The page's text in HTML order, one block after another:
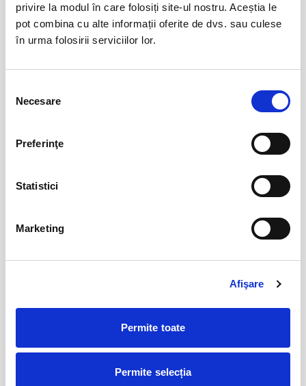
privire la modul în care folosiți site-ul nostru. Aceștia le
pot combina cu alte informații oferite de dvs. sau culese
în urma folosirii serviciilor lor.
consimțământului
Necesare
Preferinţe
Statistici
Marketing
Afişare
Permite toate
Permite selecția
Remember me
08
aug
BILETE
08
aug
Bucuresti
BILETE